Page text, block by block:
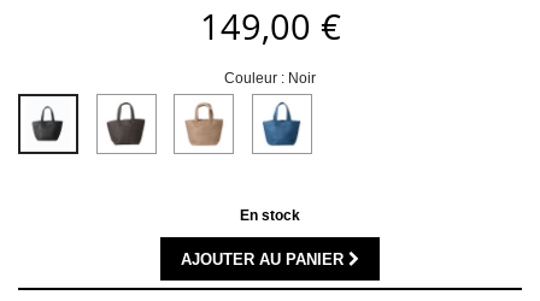
149,00 €
Couleur : Noir
Anthracite
En stock
AJOUTER AU PANIER